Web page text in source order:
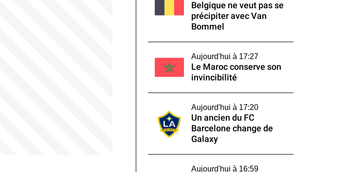
Belgique ne veut pas se
précipiter avec Van
Bommel
Aujourd'hui à 17:27
Le Maroc conserve son
invincibilité
Aujourd'hui à 17:20
Un ancien du FC
Barcelone change de
Galaxy
Aujourd'hui à 16:59